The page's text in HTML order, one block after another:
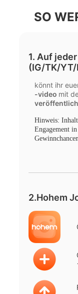
SO
1. Auf
(IG/TK/
könnt ihr
-video mit
Hinweis:
Engagement
2.Hohem